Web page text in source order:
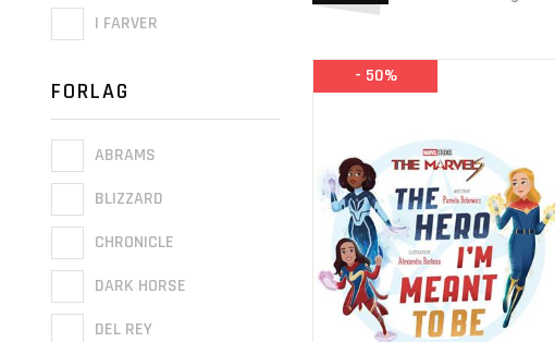
I FARVER
FORLAG
ABRAMS
BLIZZARD
CHRONICLE
DARK HORSE
DEL REY
- 50%